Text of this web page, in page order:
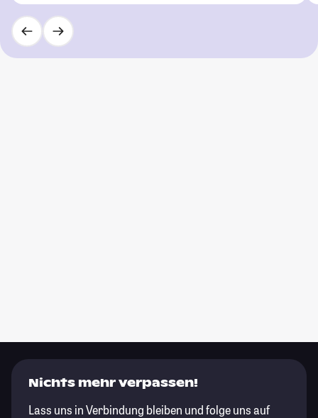
Nichts mehr verpassen!
Lass uns in Verbindung bleiben und folge uns auf